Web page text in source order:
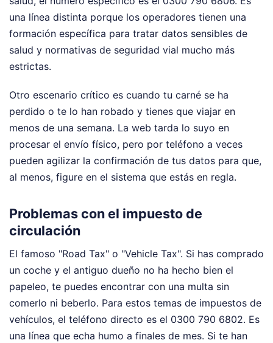
una línea distinta porque los operadores tienen una
formación específica para tratar datos sensibles de
salud y normativas de seguridad vial mucho más
estrictas.
Otro escenario crítico es cuando tu carné se ha
perdido o te lo han robado y tienes que viajar en
menos de una semana. La web tarda lo suyo en
procesar el envío físico, pero por teléfono a veces
pueden agilizar la confirmación de tus datos para que,
al menos, figure en el sistema que estás en regla.
Problemas con el impuesto de
circulación
El famoso "Road Tax" o "Vehicle Tax". Si has comprado
un coche y el antiguo dueño no ha hecho bien el
papeleo, te puedes encontrar con una multa sin
comerlo ni beberlo. Para estos temas de impuestos de
vehículos, el teléfono directo es el 0300 790 6802. Es
una línea que echa humo a finales de mes. Si te han